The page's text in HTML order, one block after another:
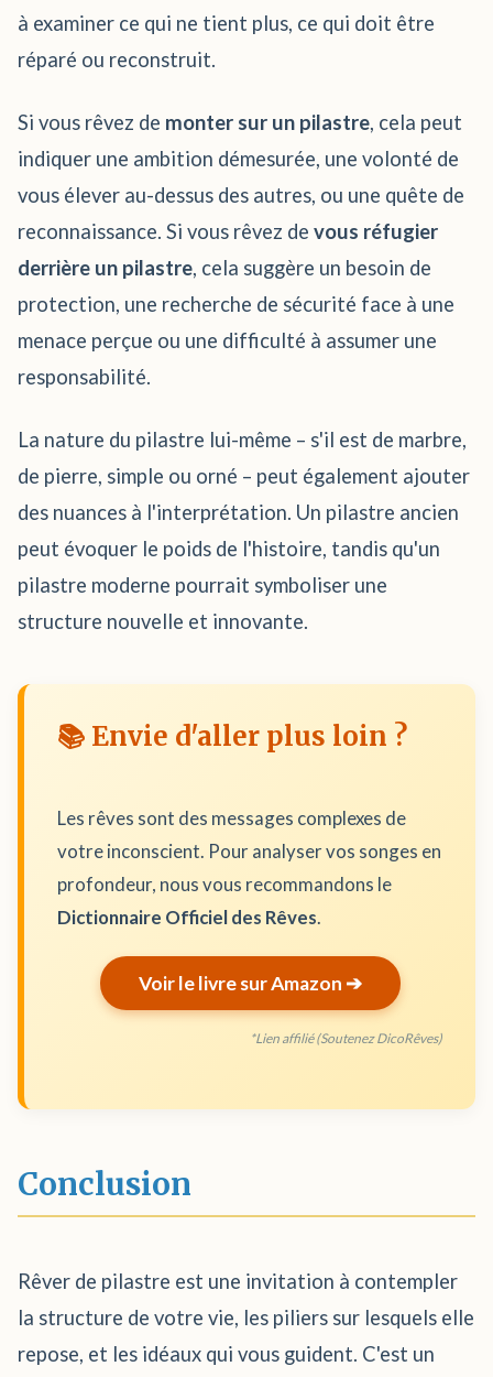
à examiner ce qui ne tient plus, ce qui doit être
réparé ou reconstruit.
Si vous rêvez de monter sur un pilastre, cela peut
indiquer une ambition démesurée, une volonté de
vous élever au-dessus des autres, ou une quête de
reconnaissance. Si vous rêvez de vous réfugier
derrière un pilastre, cela suggère un besoin de
protection, une recherche de sécurité face à une
menace perçue ou une difficulté à assumer une
responsabilité.
La nature du pilastre lui-même – s'il est de marbre,
de pierre, simple ou orné – peut également ajouter
des nuances à l'interprétation. Un pilastre ancien
peut évoquer le poids de l'histoire, tandis qu'un
pilastre moderne pourrait symboliser une
structure nouvelle et innovante.
📚 Envie d'aller plus loin ?
Les rêves sont des messages complexes de
votre inconscient. Pour analyser vos songes en
profondeur, nous vous recommandons le
Dictionnaire Officiel des Rêves.
Voir le livre sur Amazon ➔
*Lien affilié (Soutenez DicoRêves)
Conclusion
Rêver de pilastre est une invitation à contempler
la structure de votre vie, les piliers sur lesquels elle
repose, et les idéaux qui vous guident. C'est un